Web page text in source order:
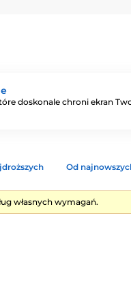
doskonale chroni ekran
Od
własnych wymagań.